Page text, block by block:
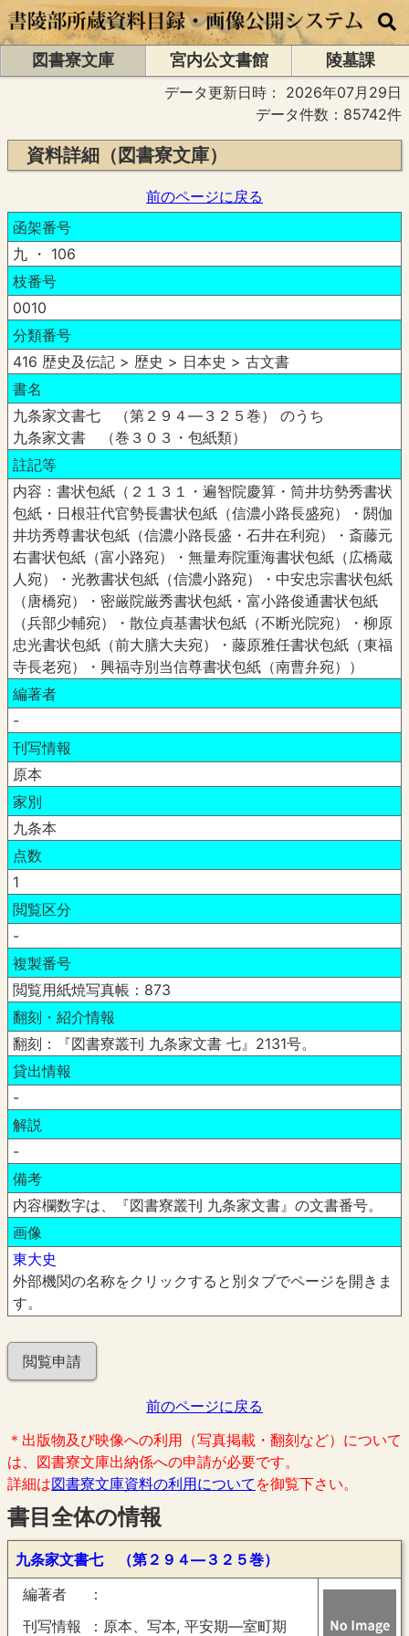
図書寮文庫 宮内公文書館
陵墓課
データ更新日時： 2026年07月29日
データ件数：85742件
資料詳細（図書寮文庫）
前のページに戻る
函架番号
九 ・ 106
枝番号
0010
分類番号
416 歴史及伝記 > 歴史 > 日本史 > 古文書
書名
九条家文書七 （第２９４―３２５巻） のうち
九条家文書 （巻３０３・包紙類）
註記等
内容：書状包紙（２１３１・遍智院慶算・筒井坊勢秀書状
包紙・日根荘代官勢長書状包紙（信濃小路長盛宛）・閼伽
井坊秀尊書状包紙（信濃小路長盛・石井在利宛）・斎藤元
右書状包紙（富小路宛）・無量寿院重海書状包紙（広橋蔵
人宛）・光教書状包紙（信濃小路宛）・中安忠宗書状包紙
（唐橋宛）・密厳院厳秀書状包紙・富小路俊通書状包紙
（兵部少輔宛）・散位貞基書状包紙（不断光院宛）・柳原
忠光書状包紙（前大膳大夫宛）・藤原雅任書状包紙（東福
寺長老宛）・興福寺別当信尊書状包紙（南曹弁宛））
編著者
-
刊写情報
原本
家別
九条本
点数
1
閲覧区分
-
複製番号
閲覧用紙焼写真帳：873
翻刻・紹介情報
翻刻：『図書寮叢刊 九条家文書 七』2131号。
貸出情報
-
解説
-
備考
内容欄数字は、『図書寮叢刊 九条家文書』の文書番号。
画像
東大史
外部機関の名称をクリックすると別タブでページを開きま
す。
閲覧申請
前のページに戻る
＊出版物及び映像への利用（写真掲載・翻刻など）について
は、図書寮文庫出納係への申請が必要です。
詳細は図書寮文庫資料の利用について を御覧下さい。
書目全体の情報
九条家文書七 （第２９４―３２５巻）
編著者
刊写情報
原本、写本, 平安期―室町期